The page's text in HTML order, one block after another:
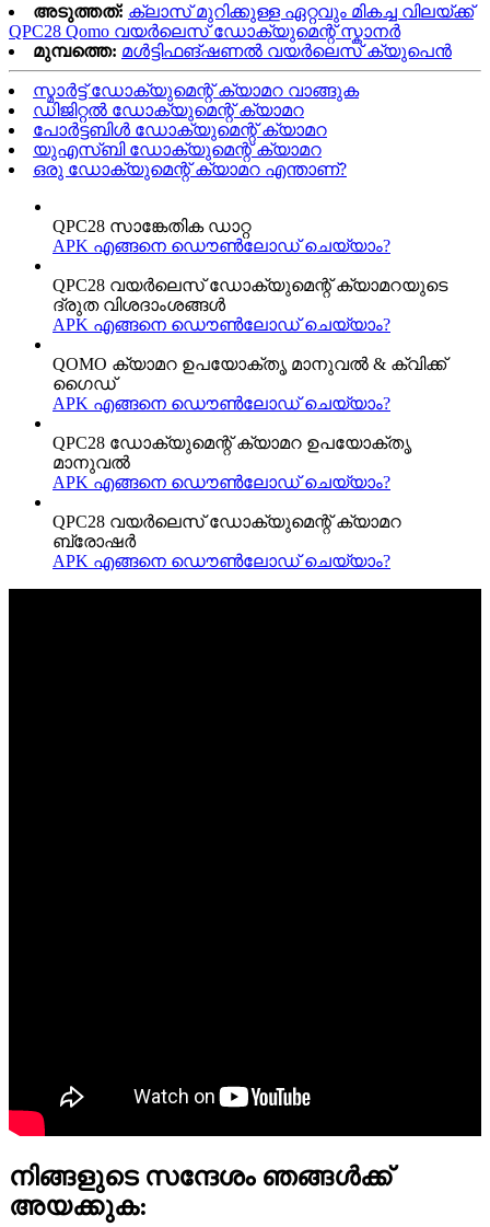
അടുത്തത്: ക്ലാസ് മുറിക്കുള്ള ഏറ്റവും മികച്ച വിലയ്ക്ക്
QPC28 Qomo വയർലെസ് ഡോക്യുമെന്റ് സ്കാനർ
മുമ്പത്തെ: മൾട്ടിഫങ്ഷണൽ വയർലെസ് ക്യുപെൻ
സ്മാർട്ട് ഡോക്യുമെന്റ് ക്യാമറ വാങ്ങുക
ഡിജിറ്റൽ ഡോക്യുമെന്റ് ക്യാമറ
പോർട്ടബിൾ ഡോക്യുമെന്റ് ക്യാമറ
യുഎസ്ബി ഡോക്യുമെന്റ് ക്യാമറ
ഒരു ഡോക്യുമെന്റ് ക്യാമറ എന്താണ്?
QPC28 സാങ്കേതിക ഡാറ്റ
APK എങ്ങനെ ഡൌൺലോഡ് ചെയ്യാം?
QPC28 വയർലെസ് ഡോക്യുമെന്റ് ക്യാമറയുടെ
ദ്രുത വിശദാംശങ്ങൾ
APK എങ്ങനെ ഡൌൺലോഡ് ചെയ്യാം?
QOMO ക്യാമറ ഉപയോക്തൃ മാനുവൽ & ക്വിക്ക്
ഗൈഡ്
APK എങ്ങനെ ഡൌൺലോഡ് ചെയ്യാം?
QPC28 ഡോക്യുമെന്റ് ക്യാമറ ഉപയോക്തൃ
മാനുവൽ
APK എങ്ങനെ ഡൌൺലോഡ് ചെയ്യാം?
QPC28 വയർലെസ് ഡോക്യുമെന്റ് ക്യാമറ
ബ്രോഷർ
APK എങ്ങനെ ഡൌൺലോഡ് ചെയ്യാം?
നിങ്ങളുടെ സന്ദേശം ഞങ്ങൾക്ക്
അയക്കുക: